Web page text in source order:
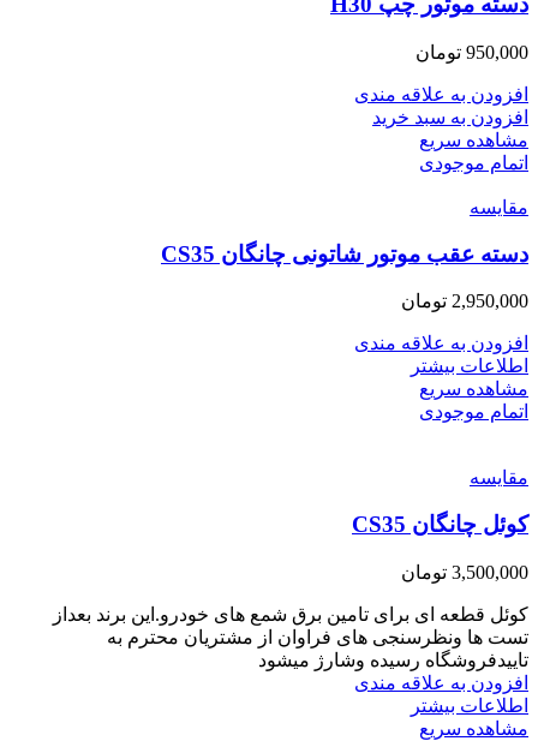
950,000 تومان
افزودن به علاقه مندی
افزودن به سبد خرید
مشاهده سریع
اتمام موجودی
مقایسه
دسته عقب موتور شاتونی چانگان CS35
2,950,000 تومان
افزودن به علاقه مندی
اطلاعات بیشتر
مشاهده سریع
اتمام موجودی
مقایسه
کوئل چانگان CS35
3,500,000 تومان
کوئل قطعه ای برای تامین برق شمع های خودرو.این برند بعداز
تست ها ونظرسنجی های فراوان از مشتریان محترم به
تاییدفروشگاه رسیده وشارژ میشود
افزودن به علاقه مندی
اطلاعات بیشتر
مشاهده سریع